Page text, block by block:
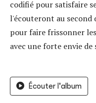
codifié pour satisfaire
l'écouteront au
pour faire frissonner
avec une forte envie de
Écouter l'album